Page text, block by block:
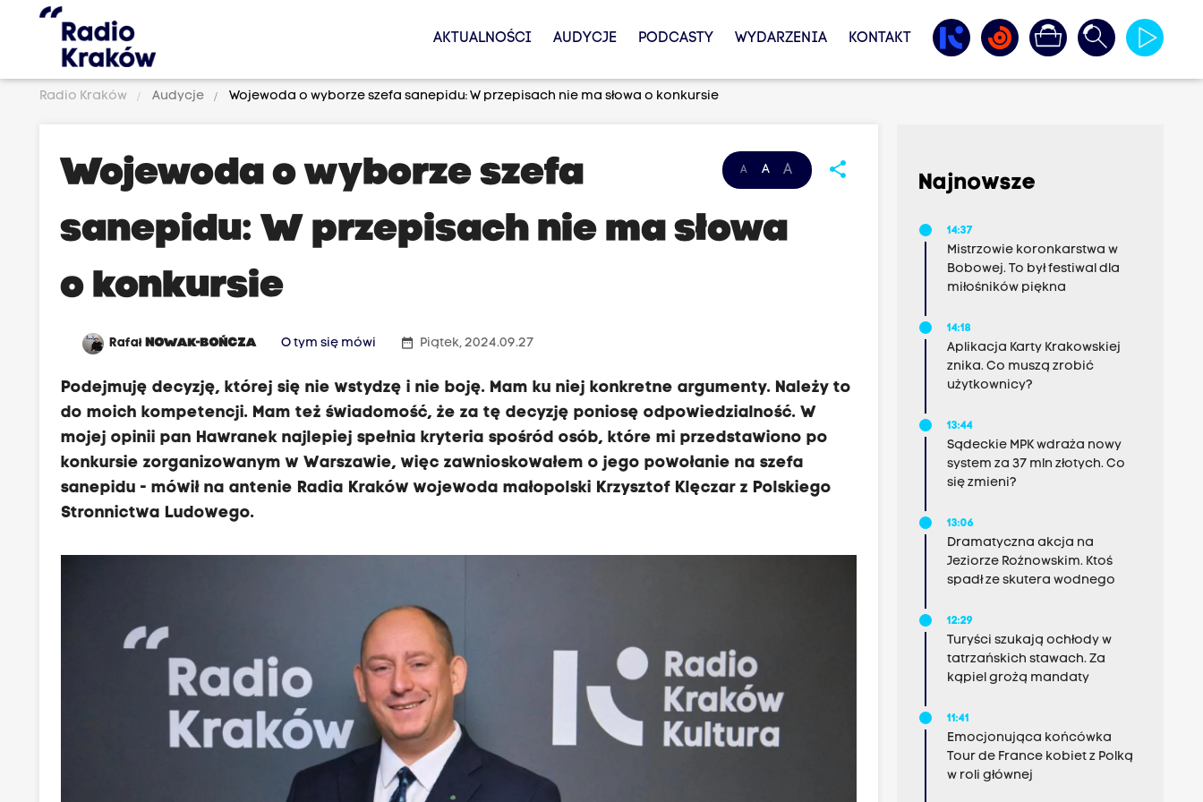
AKTUALNOŚCI AUDYCJE PODCASTY WYDARZENIA KONTAKT
Radio Kraków Audycje Wojewoda o wyborze szefa sanepidu: W przepisach nie ma słowa o konkursie
A A A share
Wojewoda o wyborze szefa
sanepidu: W przepisach nie ma słowa
o konkursie
RafałNOWAK-BOŃCZA O tym się mówi date_range Piątek, 2024.09.27
Podejmuję decyzję, której się nie wstydzę i nie boję. Mam ku niej konkretne argumenty. Należy to
do moich kompetencji. Mam też świadomość, że za tę decyzję poniosę odpowiedzialność. W
mojej opinii pan Hawranek najlepiej spełnia kryteria spośród osób, które mi przedstawiono po
konkursie zorganizowanym w Warszawie, więc zawnioskowałem o jego powołanie na szefa
sanepidu - mówił na antenie Radia Kraków wojewoda małopolski Krzysztof Klęczar z Polskiego
Stronnictwa Ludowego.
Najnowsze
14:37
Mistrzowie koronkarstwa w
Bobowej. To był festiwal dla
miłośników piękna
14:18
Aplikacja Karty Krakowskiej
znika. Co muszą zrobić
użytkownicy?
13:44
Sądeckie MPK wdraża nowy
system za 37 mln złotych. Co
się zmieni?
13:06
Dramatyczna akcja na
Jeziorze Rożnowskim. Ktoś
spadł ze skutera wodnego
12:29
Turyści szukają ochłody w
tatrzańskich stawach. Za
kąpiel grożą mandaty
11:41
Emocjonująca końcówka
Tour de France kobiet z Polką
w roli głównej